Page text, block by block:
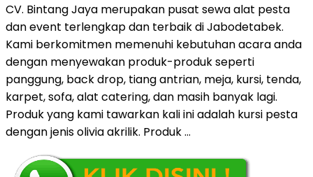
CV. Bintang Jaya merupakan pusat sewa alat pesta
dan event terlengkap dan terbaik di Jabodetabek.
Kami berkomitmen memenuhi kebutuhan acara anda
dengan menyewakan produk-produk seperti
panggung, back drop, tiang antrian, meja, kursi, tenda,
karpet, sofa, alat catering, dan masih banyak lagi.
Produk yang kami tawarkan kali ini adalah kursi pesta
dengan jenis olivia akrilik. Produk …